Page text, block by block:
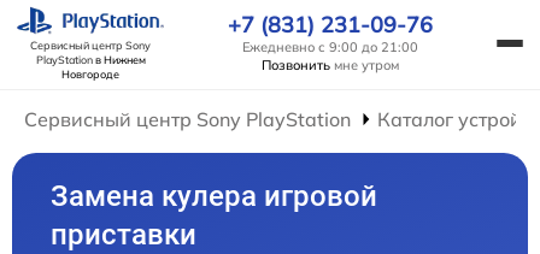
Сервисный центр Sony
PlayStationв Нижнем
Новгороде
+7 (831) 231-09-76
Ежедневно с 9:00 до 21:00
Позвонить мне утром
Сервисный центр Sony PlayStation Каталог
Замена кулера игровой
приставки